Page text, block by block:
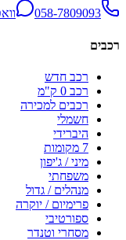
058-7809093
רכבים
רכב חדש
רכב 0 ק"מ
רכבים למכירה
חשמלי
היברידי
7 מקומות
מיני / ג'יפון
משפחתי
מנהלים / גדול
פרימיום / יוקרה
ספורטיבי
מסחרי וטנדר